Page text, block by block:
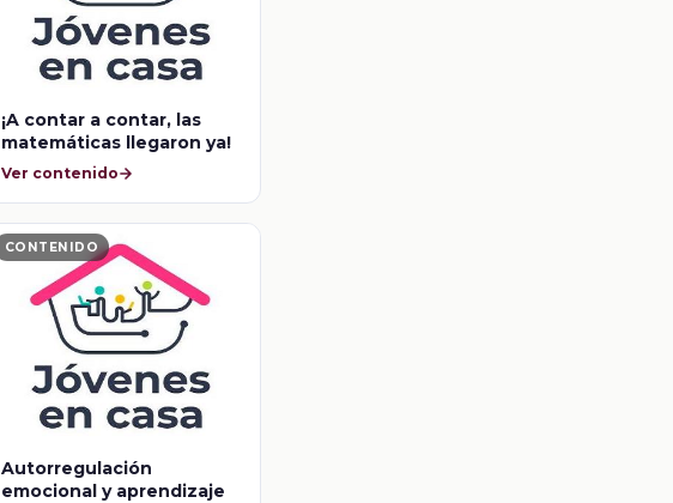
¡A contar a contar, las
matemáticas llegaron ya!
Ver contenido
CONTENIDO
Autorregulación
emocional y aprendizaje